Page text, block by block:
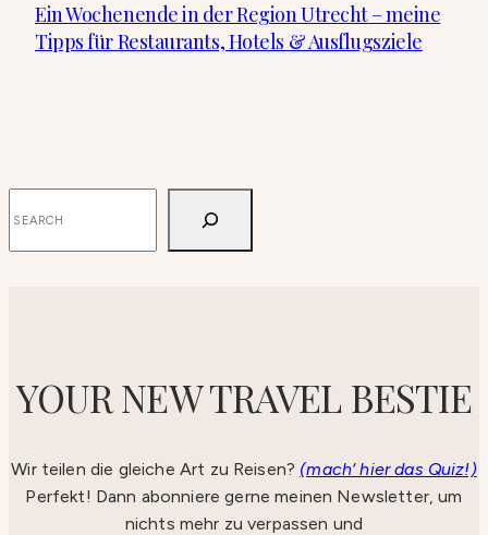
Ein Wochenende in der Region Utrecht – meine
Tipps für Restaurants, Hotels & Ausflugsziele
YOUR NEW TRAVEL BESTIE
Wir teilen die gleiche Art zu Reisen? (mach‘ hier das Quiz!)
Perfekt! Dann abonniere gerne meinen Newsletter, um
nichts mehr zu verpassen und